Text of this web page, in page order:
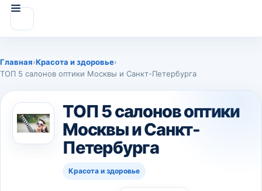
Главная›Красота и здоровье›
ТОП 5 салонов оптики Москвы и Санкт-Петербурга
ТОП 5 салонов оптики
Москвы и Санкт-
Петербурга
Красота и здоровье